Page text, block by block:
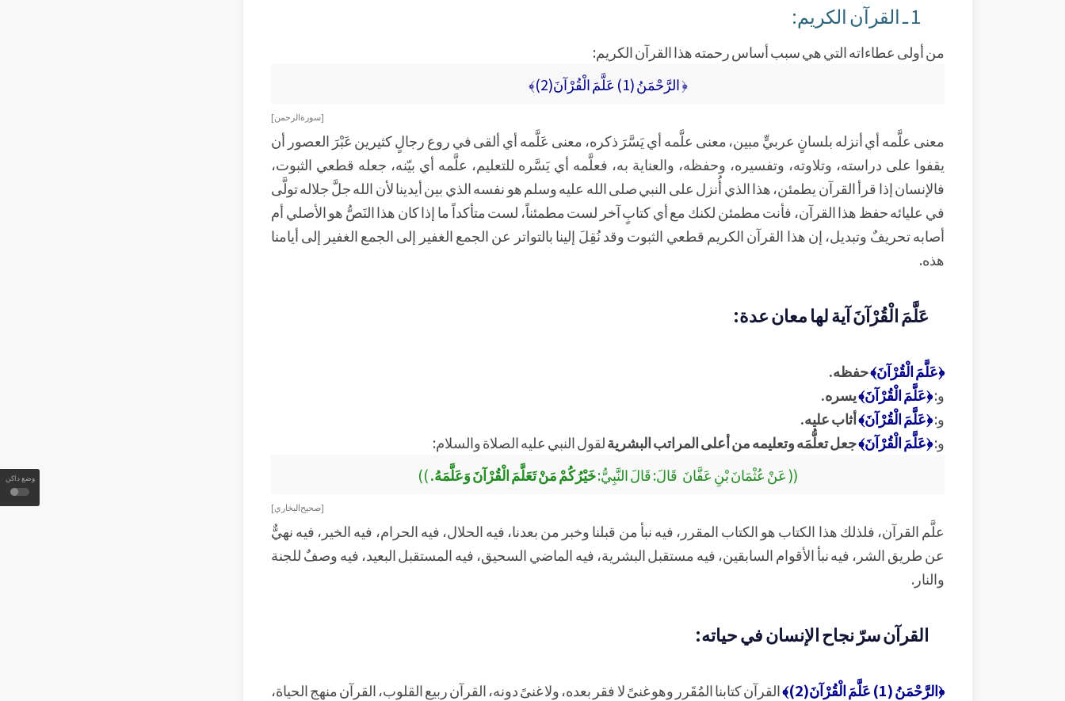
وضع داكن
1 ـ القرآن الكريم:
من أولى عطاءاته التي هي سبب أساس رحمته هذا القرآن الكريم:
﴿ الرَّحْمَنُ (1) عَلَّمَ الْقُرْآنَ(2)﴾
[ سورة الرحمن ]
معنى علَّمه أي أنزله بلسانٍ عربيٍّ مبين، معنى علَّمه أي يَسَّرَ ذكره، معنى عَلَّمه أي ألقى في روع رجالٍ كثيرين عَبْرَ العصور أن
يقفوا على دراسته، وتلاوته، وتفسيره، وحفظه، والعناية به، فعلَّمه أي يَسَّره للتعليم، علَّمه أي بيّنه، جعله قطعي الثبوت،
فالإنسان إذا قرأ القرآن يطمئن، هذا الذي أُنزل على النبي صلى الله عليه وسلم هو نفسه الذي بين أيدينا لأن الله جلَّ جلاله تولَّى
في عليائه حفظ هذا القرآن، فأنت مطمئن لكنك مع أي كتابٍ آخر لست مطمئناً، لست متأكداً ما إذا كان هذا النَصُّ هو الأصلي أم
أصابه تحريفٌ وتبديل، إن هذا القرآن الكريم قطعي الثبوت وقد نُقِلَ إلينا بالتواتر عن الجمع الغفير إلى الجمع الغفير إلى أيامنا
هذه.
عَلَّمَ الْقُرْآنَ آية لها معان عدة:
﴿عَلَّمَ الْقُرْآنَ﴾حفظه.
و:﴿عَلَّمَ الْقُرْآنَ﴾يسره.
و:﴿عَلَّمَ الْقُرْآنَ﴾أثاب عليه.
و:﴿عَلَّمَ الْقُرْآنَ﴾جعل تعلُّمَه وتعليمه من أعلى المراتب البشريةلقول النبي عليه الصلاة والسلام:
(( عَنْ عُثْمَانَ بْنِ عَفَّانَ قَالَ: قَالَ النَّبِيُّ:خَيْرُكُمْ مَنْ تَعَلَّمَ الْقُرْآنَ وَعَلَّمَهُ.))
[ صحيح البخاري ]
علَّم القرآن، فلذلك هذا الكتاب هو الكتاب المقرر، فيه نبأ من قبلنا وخبر من بعدنا، فيه الحلال، فيه الحرام، فيه الخير، فيه نهيٌّ
عن طريق الشر، فيه نبأ الأقوام السابقين، فيه مستقبل البشرية، فيه الماضي السحيق، فيه المستقبل البعيد، فيه وصفٌ للجنة
والنار.
القرآن سرّ نجاح الإنسان في حياته:
﴿الرَّحْمَنُ (1) عَلَّمَ الْقُرْآنَ(2)﴾
القرآن كتابنا المُقَرر وهو غنىً لا فقر بعده، ولا غنىً دونه، القرآن ربيع القلوب، القرآن منهج الحياة،